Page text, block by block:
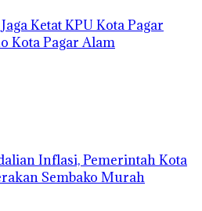
Ketat KPU Kota Pagar
Kota Pagar Alam
Inflasi, Pemerintah Kota
Sembako Murah